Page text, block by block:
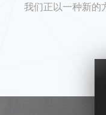
我们正以一种新的